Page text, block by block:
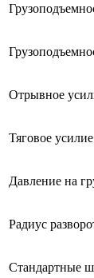
Отрывное
Тяговое усилие
Давление на
Радиус
Стандартные